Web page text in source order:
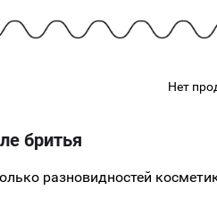
ГУБ
Для
Трафареты
подарочные
Нет
бритья
разновидностей